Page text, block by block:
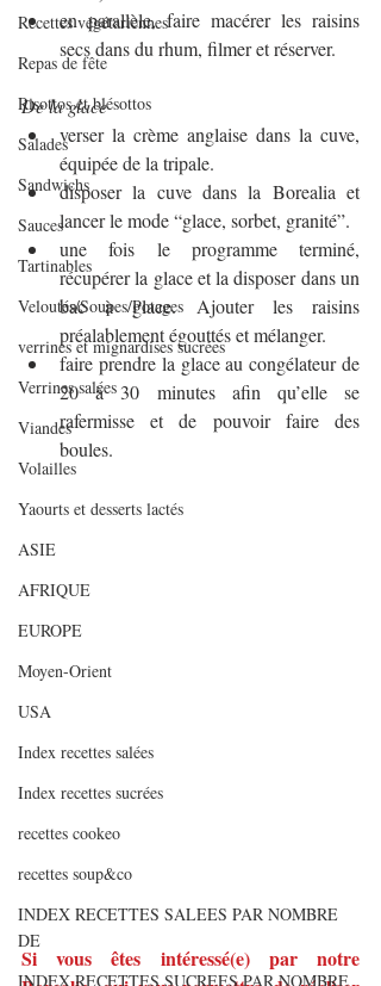
Recettes végétariennes
Repas de fête
Risottos et blésottos
Salades
Sandwichs
Sauces
Tartinables
Veloutés/Soupes/Potages
verrines et mignardises sucrées
Verrines salées
Viandes
Volailles
Yaourts et desserts lactés
ASIE
AFRIQUE
EUROPE
Moyen-Orient
USA
Index recettes salées
Index recettes sucrées
recettes cookeo
recettes soup&co
INDEX RECETTES SALEES PAR NOMBRE
DE
INDEX RECETTES SUCREES PAR NOMBRE
en parallèle, faire macérer les raisins
secs dans du rhum, filmer et réserver.
De la glace
verser la crème anglaise dans la cuve,
équipée de la tripale.
disposer la cuve dans la Borealia et
lancer le mode “glace, sorbet, granité”.
une fois le programme terminé,
récupérer la glace et la disposer dans un
bac à glace. Ajouter les raisins
préalablement égouttés et mélanger.
faire prendre la glace au congélateur de
20 à 30 minutes afin qu’elle se
rafermisse et de pouvoir faire des
boules.
Si vous êtes intéressé(e) par notre